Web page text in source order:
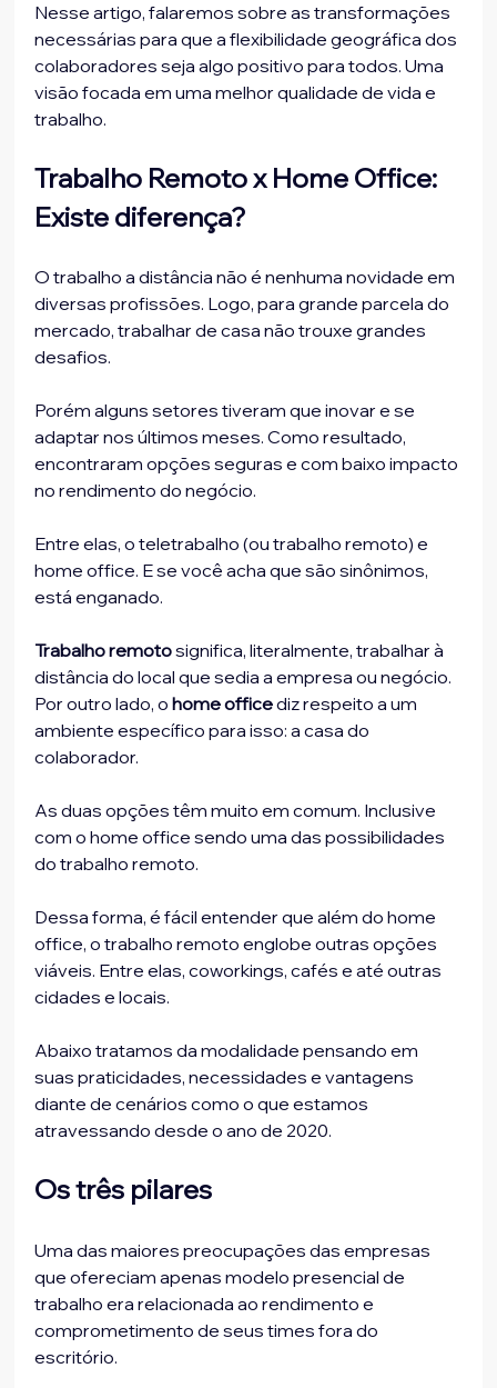
Nesse artigo, falaremos sobre as transformações
necessárias para que a flexibilidade geográfica dos
colaboradores seja algo positivo para todos. Uma
visão focada em uma melhor qualidade de vida e
trabalho.
Trabalho Remoto x Home Office:
Existe diferença?
O trabalho a distância não é nenhuma novidade em
diversas profissões. Logo, para grande parcela do
mercado, trabalhar de casa não trouxe grandes
desafios.
Porém alguns setores tiveram que inovar e se
adaptar nos últimos meses. Como resultado,
encontraram opções seguras e com baixo impacto
no rendimento do negócio.
Entre elas, o teletrabalho (ou trabalho remoto) e
home office. E se você acha que são sinônimos,
está enganado.
Trabalho remoto significa, literalmente, trabalhar à
distância do local que sedia a empresa ou negócio.
Por outro lado, o home office diz respeito a um
ambiente específico para isso: a casa do
colaborador.
As duas opções têm muito em comum. Inclusive
com o home office sendo uma das possibilidades
do trabalho remoto.
Dessa forma, é fácil entender que além do home
office, o trabalho remoto englobe outras opções
viáveis. Entre elas, coworkings, cafés e até outras
cidades e locais.
Abaixo tratamos da modalidade pensando em
suas praticidades, necessidades e vantagens
diante de cenários como o que estamos
atravessando desde o ano de 2020.
Os três pilares
Uma das maiores preocupações das empresas
que ofereciam apenas modelo presencial de
trabalho era relacionada ao rendimento e
comprometimento de seus times fora do
escritório.